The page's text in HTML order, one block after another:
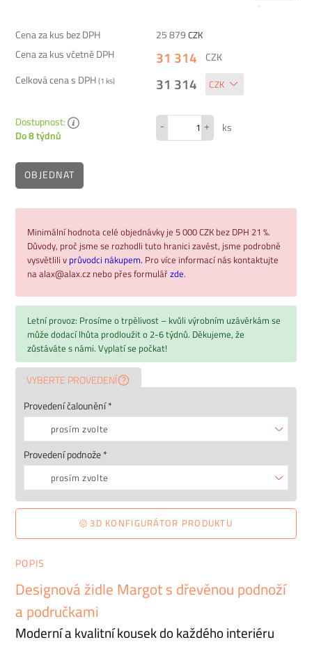
Cena za kus bez DPH 25 879 CZK
Cena za kus včetně DPH
31 314
CZK
Celková cena s DPH(1ks) 31 314
Dostupnost:
Do 8 týdnů
- + ks
OBJEDNAT
Minimální hodnota celé objednávky je 5 000 CZK bez DPH 21 %.
Důvody, proč jsme se rozhodli tuto hranici zavést, jsme podrobně
vysvětlili v průvodci nákupem. Pro více informací nás kontaktujte
na alax@alax.cz nebo přes formulářzde.
Letní provoz: Prosíme o trpělivost – kvůli výrobním uzávěrkám se
může dodací lhůta prodloužit o 2-6 týdnů. Děkujeme, že
zůstáváte s námi. Vyplatí se počkat!
VYBERTE PROVEDENÍ
Provedení čalounění *
prosím zvolte
Provedení podnože *
prosím zvolte
3D KONFIGURÁTOR PRODUKTU
POPIS
Designová židle Margot s dřevěnou podnoží
a područkami
Moderní a kvalitní kousek do každého interiéru